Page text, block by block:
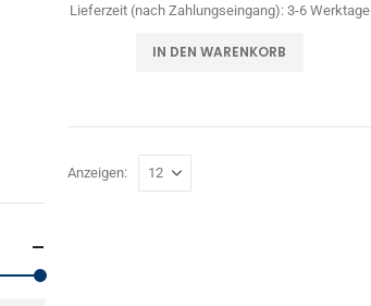
Lieferzeit (nach Zahlungseingang): 3-6 Werktage
IN DEN WARENKORB
Anzeigen: